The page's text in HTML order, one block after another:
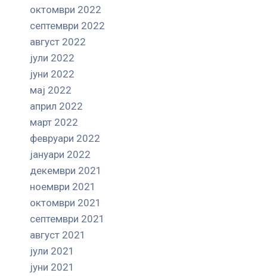
октомври 2022
септември 2022
август 2022
јули 2022
јуни 2022
мај 2022
април 2022
март 2022
февруари 2022
јануари 2022
декември 2021
ноември 2021
октомври 2021
септември 2021
август 2021
јули 2021
јуни 2021